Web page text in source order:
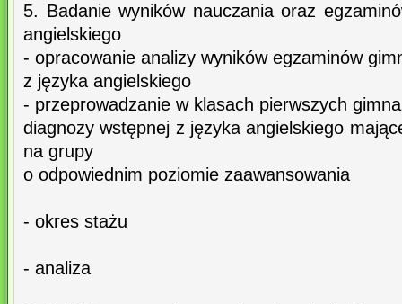
5. Badanie wyników nauczania oraz
angielskiego
- opracowanie analizy wyników egzaminów
z języka angielskiego
- przeprowadzanie w klasach pierwszych
diagnozy wstępnej z języka angielskiego
na grupy
o odpowiednim poziomie zaawansowania
- okres stażu
- analiza